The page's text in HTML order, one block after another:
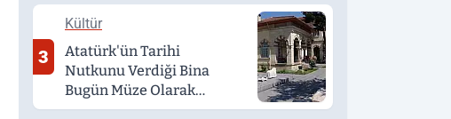
3
Kültür
Atatürk'ün Tarihi
Nutkunu Verdiği Bina
Bugün Müze Olarak
Hizmet Veriyor